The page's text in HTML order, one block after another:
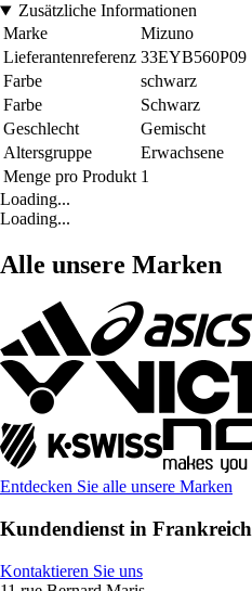
Zusätzliche Informationen
Marke
Mizuno
Lieferantenreferenz 33EYB560P09
Farbe
schwarz
Farbe
Schwarz
Geschlecht
Gemischt
Altersgruppe
Erwachsene
Menge pro Produkt 1
Loading...
Loading...
Alle unsere Marken
Entdecken Sie alle unsere Marken
Kundendienst in Frankreich
Kontaktieren Sie uns